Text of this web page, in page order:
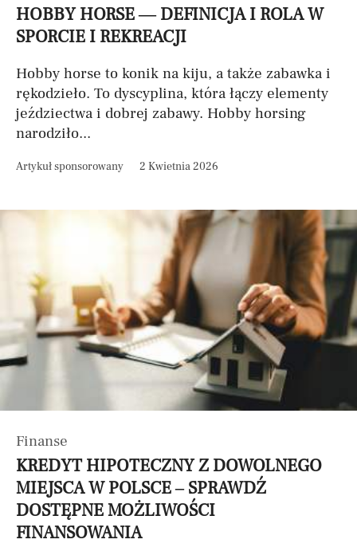
HOBBY HORSE — DEFINICJA I ROLA W
SPORCIE I REKREACJI
Hobby horse to konik na kiju, a także zabawka i
rękodzieło. To dyscyplina, która łączy elementy
jeździectwa i dobrej zabawy. Hobby horsing
narodziło...
Artykuł sponsorowany 2 Kwietnia 2026
Finanse
KREDYT HIPOTECZNY Z DOWOLNEGO
MIEJSCA W POLSCE – SPRAWDŹ
DOSTĘPNE MOŻLIWOŚCI
FINANSOWANIA